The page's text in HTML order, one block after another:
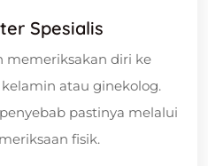
Spesialis
memeriksakan diri ke
atau ginekolog.
pastinya melalui
fisik.